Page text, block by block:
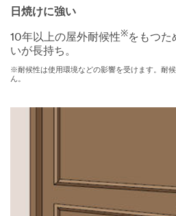
日焼けに強い
10年以上の屋外耐候性※をもつた
いが長持ち。
※耐候性は使用環境などの影響を受けます。耐
ん。